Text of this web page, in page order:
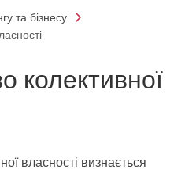
та бізнесу
колективної
власності визнається